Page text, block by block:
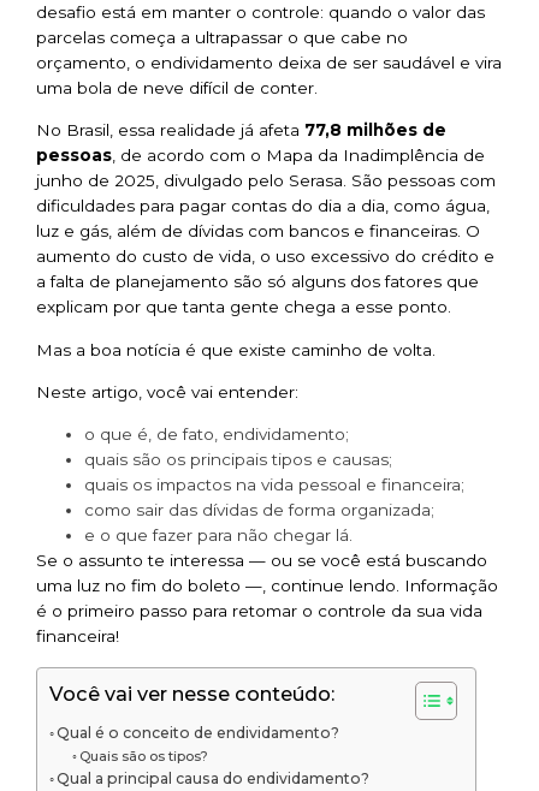
desafio está em manter o controle: quando o valor das
parcelas começa a ultrapassar o que cabe no
orçamento, o endividamento deixa de ser saudável e vira
uma bola de neve difícil de conter.
No Brasil, essa realidade já afeta 77,8 milhões de
pessoas , de acordo com o Mapa da Inadimplência de
junho de 2025, divulgado pelo Serasa. São pessoas com
dificuldades para pagar contas do dia a dia, como água,
luz e gás, além de dívidas com bancos e financeiras. O
aumento do custo de vida, o uso excessivo do crédito e
a falta de planejamento são só alguns dos fatores que
explicam por que tanta gente chega a esse ponto.
Mas a boa notícia é que existe caminho de volta.
Neste artigo, você vai entender:
o que é, de fato, endividamento;
quais são os principais tipos e causas;
quais os impactos na vida pessoal e financeira;
como sair das dívidas de forma organizada;
e o que fazer para não chegar lá.
Se o assunto te interessa — ou se você está buscando
uma luz no fim do boleto —, continue lendo. Informação
é o primeiro passo para retomar o controle da sua vida
financeira!
Você vai ver nesse conteúdo:
Qual é o conceito de endividamento?
Quais são os tipos?
Qual a principal causa do endividamento?